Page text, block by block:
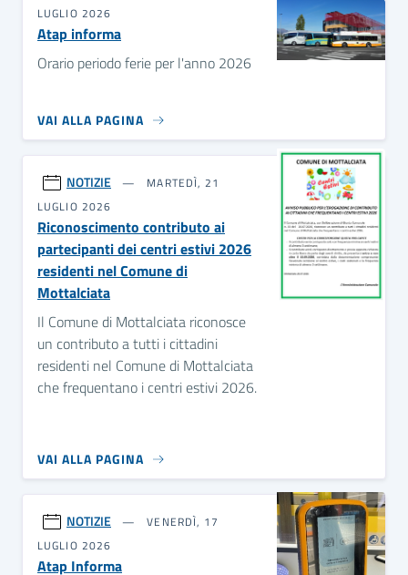
LUGLIO 2026
Atap informa
Orario periodo ferie per l'anno 2026
VAI ALLA PAGINA
NOTIZIE
MARTEDÌ, 21
LUGLIO 2026
Riconoscimento contributo ai
partecipanti dei centri estivi 2026
residenti nel Comune di
Mottalciata
Il Comune di Mottalciata riconosce
un contributo a tutti i cittadini
residenti nel Comune di Mottalciata
che frequentano i centri estivi 2026.
VAI ALLA PAGINA
NOTIZIE
VENERDÌ, 17
LUGLIO 2026
Atap Informa